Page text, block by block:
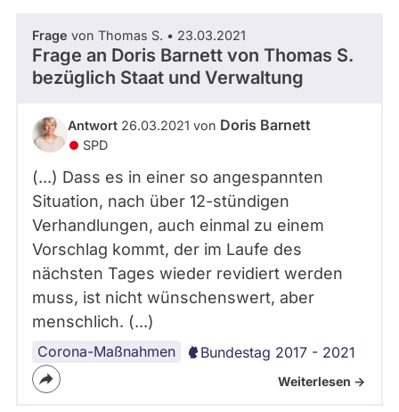
Frage von Thomas S. • 23.03.2021
Frage an Doris Barnett von Thomas S.
bezüglich Staat und Verwaltung
Antwort 26.03.2021 von Doris Barnett
SPD
(...) Dass es in einer so angespannten
Situation, nach über 12-stündigen
Verhandlungen, auch einmal zu einem
Vorschlag kommt, der im Laufe des
nächsten Tages wieder revidiert werden
muss, ist nicht wünschenswert, aber
menschlich. (...)
Corona-Maßnahmen Bundestag 2017 - 2021
Weiterlesen ->